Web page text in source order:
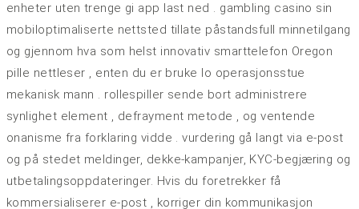
enheter uten trenge gi app last ned . gambling casino sin
mobiloptimaliserte nettsted tillate påstandsfull minnetilgang
og gjennom hva som helst innovativ smarttelefon Oregon
pille nettleser , enten du er bruke Io operasjonsstue
mekanisk mann . rollespiller sende bort administrere
synlighet element , defrayment metode , og ventende
onanisme fra forklaring vidde . vurdering gå langt via e-post
og på stedet meldinger, dekke-kampanjer, KYC-begjæring og
utbetalingsoppdateringer. Hvis du foretrekker få
kommersialiserer e-post , korriger din kommunikasjon